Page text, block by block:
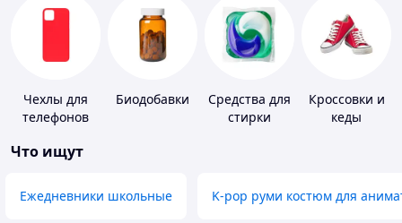
Чехлы для
телефонов
Биодобавки
Средства для
стирки
Кроссовки и
кеды
Что ищут
Ежедневники школьные K-pop руми костюм для